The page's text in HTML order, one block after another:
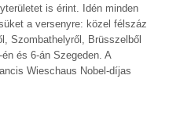
is érint. Idén minden
a versenyre: közel félszáz
Szombathelyről, Brüsszelből
és 6-án Szegeden. A
Wieschaus Nobel-díjas